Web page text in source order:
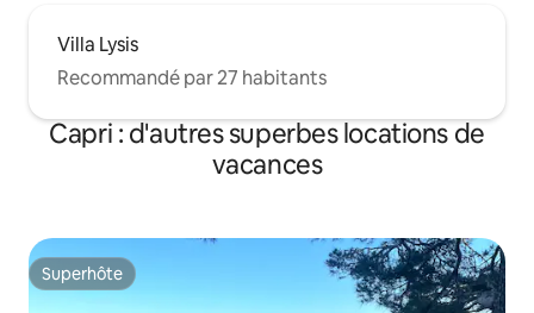
Villa Lysis
Recommandé par 27 habitants
Capri : d'autres superbes locations de
vacances
Superhôte
Superhôte